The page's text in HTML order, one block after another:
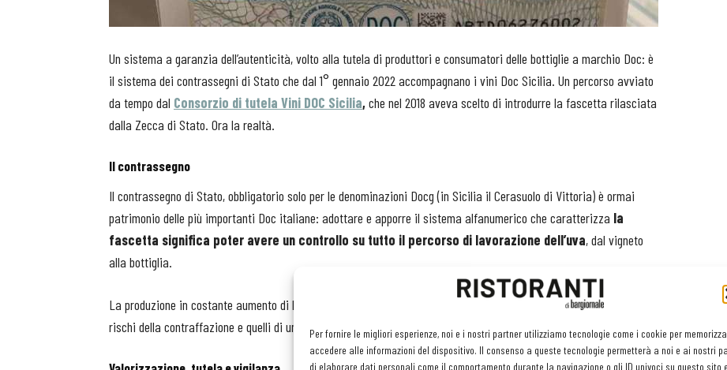
Per fornire le migliori esperienze, noi e i nostri partner utilizziamo tecnologie come i cookie per
accedere alle informazioni del dispositivo. Il consenso a queste tecnologie permetterà a noi e ai nostri
di elaborare dati personali come il comportamento durante la navigazione o gli ID univoci su questo sito
Un sistema a garanzia dell’autenticità, volto alla tutela di produttori e consumatori delle bottiglie a marchio Doc: è
il sistema dei contrassegni di Stato che dal 1° gennaio 2022 accompagnano i vini Doc Sicilia. Un percorso avviato
da tempo dal Consorzio di tutela Vini DOC Sicilia,che nel 2018 aveva scelto di introdurre la fascetta rilasciata
dalla Zecca di Stato. Ora la realtà.
Il contrassegno
Il contrassegno di Stato, obbligatorio solo per le denominazioni Docg (in Sicilia il Cerasuolo di Vittoria) è ormai
patrimonio delle più importanti Doc italiane: adottare e apporre il sistema alfanumerico che caratterizza la
fascetta significa poter avere un controllo su tutto il percorso di lavorazione dell’uva, dal vigneto
alla bottiglia.
La produzione in costante aumento di bottiglie a marchio Doc Sicilia vendute in Europa e nel mondo, aumenta i
rischi della contraffazione e quelli di un uso improprio del nome della Denominazione nei mercati esteri.